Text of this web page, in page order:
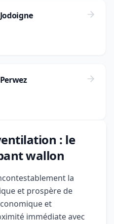
: le
wallon
la
et prospère de
et
immédiate avec